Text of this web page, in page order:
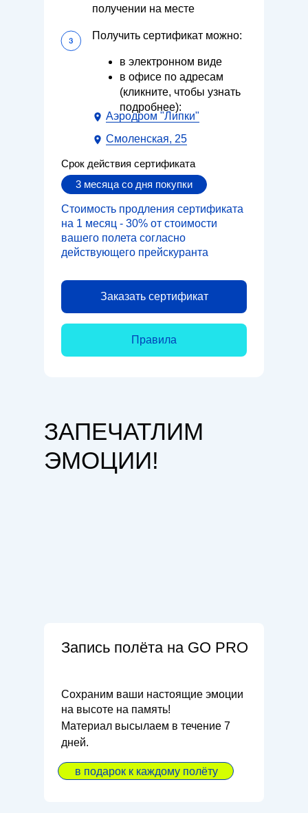
Срок действия сертификата
3 месяца со дня покупки
Стоимость продления сертификата
на 1 месяц - 30% от стоимости
вашего полета согласно
действующего прейскуранта
получении на месте
Получить сертификат можно:
в электронном виде
в офисе по адреcам
(кликните, чтобы узнать
подробнее):
Заказать сертификат
Правила
Аэродром "Липки"
Смоленская, 25
ЗАПЕЧАТЛИМ
ЭМОЦИИ!
Материал высылаем в течение 7
дней.
Сохраним ваши настоящие эмоции
на высоте на память!
Запись полёта на GO PRO
в подарок к каждому полёту